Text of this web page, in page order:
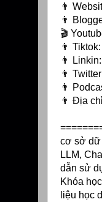
👨
👨
🎬
👨 Tiktok:
👨 Linkin:
👨
👨
👨 Địa
cơ sở dữ
LLM,
dẫn sử
Khóa
liệu học